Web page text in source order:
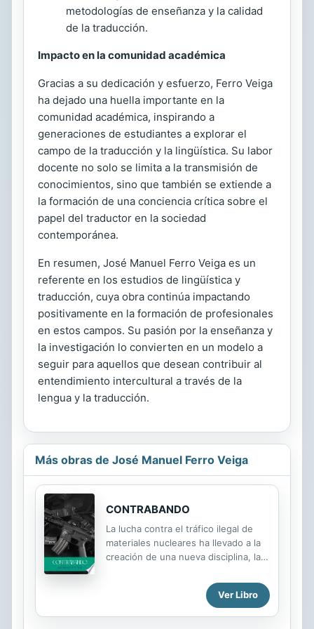
metodologías de enseñanza y la calidad
de la traducción.
Impacto en la comunidad académica
Gracias a su dedicación y esfuerzo, Ferro Veiga
ha dejado una huella importante en la
comunidad académica, inspirando a
generaciones de estudiantes a explorar el
campo de la traducción y la lingüística. Su labor
docente no solo se limita a la transmisión de
conocimientos, sino que también se extiende a
la formación de una conciencia crítica sobre el
papel del traductor en la sociedad
contemporánea.
En resumen, José Manuel Ferro Veiga es un
referente en los estudios de lingüística y
traducción, cuya obra continúa impactando
positivamente en la formación de profesionales
en estos campos. Su pasión por la enseñanza y
la investigación lo convierten en un modelo a
seguir para aquellos que desean contribuir al
entendimiento intercultural a través de la
lengua y la traducción.
Más obras de José Manuel Ferro Veiga
CONTRABANDO
La lucha contra el tráfico ilegal de
materiales nucleares ha llevado a la
creación de una nueva disciplina, la
cuando en 2007 se descubrieron
catorce pastillas de uranioVer Libro